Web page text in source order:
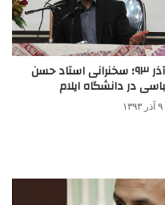
۱۰ آذر ۹۳؛ سخنرانی استاد حسن
در دانشگاه ایلام
۹ آذر ۱۳۹۳